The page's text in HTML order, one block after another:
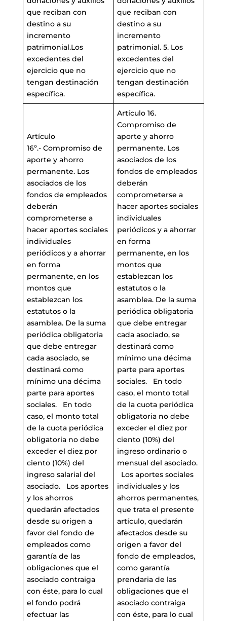
que reciban con
destino a su
incremento
patrimonial.Los
excedentes del
ejercicio que no
tengan destinación
específica.
que reciban con
destino a su
incremento
patrimonial. 5. Los
excedentes del
ejercicio que no
tengan destinación
específica.
Artículo
16º.- Compromiso de
aporte y ahorro
permanente. Los
asociados de los
fondos de empleados
deberán
comprometerse a
hacer aportes sociales
individuales
periódicos y a ahorrar
en forma
permanente, en los
montos que
establezcan los
estatutos o la
asamblea. De la suma
periódica obligatoria
que debe entregar
cada asociado, se
destinará como
mínimo una décima
parte para aportes
sociales. En todo
caso, el monto total
de la cuota periódica
obligatoria no debe
exceder el diez por
ciento (10%) del
ingreso salarial del
asociado. Los aportes
y los ahorros
quedarán afectados
desde su origen a
favor del fondo de
empleados como
garantía de las
obligaciones que el
asociado contraiga
con éste, para lo cual
el fondo podrá
efectuar las
Artículo 16.
Compromiso de
aporte y ahorro
permanente. Los
asociados de los
fondos de empleados
deberán
comprometerse a
hacer aportes sociales
individuales
periódicos y a ahorrar
en forma
permanente, en los
montos que
establezcan los
estatutos o la
asamblea. De la suma
periódica obligatoria
que debe entregar
cada asociado, se
destinará como
mínimo una décima
parte para aportes
sociales. En todo
caso, el monto total
de la cuota periódica
obligatoria no debe
exceder el diez por
ciento (10%) del
ingreso ordinario o
mensual del asociado.
Los aportes sociales
individuales y los
ahorros permanentes,
que trata el presente
artículo, quedarán
afectados desde su
origen a favor del
fondo de empleados,
como garantía
prendaria de las
obligaciones que el
asociado contraiga
con éste, para lo cual